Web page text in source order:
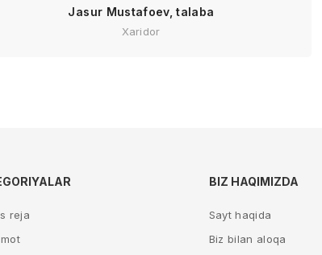
Jasur Mustafoev, talaba
Xaridor
reja
BIZ HAQIMIZDA
Sayt haqida
Biz bilan aloqa